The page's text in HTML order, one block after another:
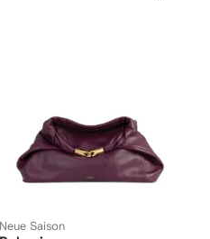
Neue Saison